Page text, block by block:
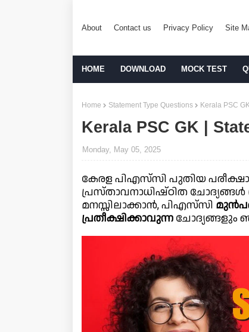
About Contact us Privacy Policy Site
HOME DOWNLOAD MOCK TEST
Home Statement Type Questions Kerala PSC
Kerala PSC GK |
Monday, May 05, 2025
കേരള പിഎസ്‌സി പുതിയ
പ്രസ്താവനാധിഷ്ഠിത ചോദ്യങ്ങൾ
മനസ്സിലാക്കാൻ, പിഎസ്‌സി
പ്രതീക്ഷിക്കാവുന്ന ചോദ്യങ്ങളും